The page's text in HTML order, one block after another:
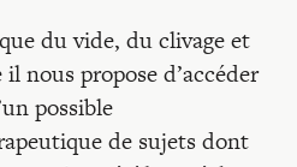
du vide, du clivage et
nous propose d’accéder
possible
de sujets dont